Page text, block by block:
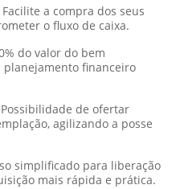
Facilite a compra dos seus
o fluxo de caixa.
do valor do bem
financeiro
Possibilidade de ofertar
agilizando a posse
simplificado para liberação
mais rápida e prática.